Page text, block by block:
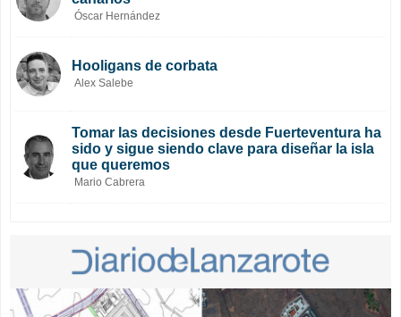
Óscar Hernández
Hooligans de corbata
Alex Salebe
Tomar las decisiones desde Fuerteventura ha
sido y sigue siendo clave para diseñar la isla
que queremos
Mario Cabrera